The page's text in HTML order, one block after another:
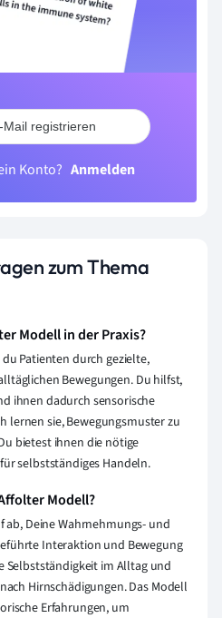
Mail registrieren
Konto? Anmelden
zum Thema
Modell in der Praxis?
Patienten durch gezielte,
Bewegungen. Du hilfst,
ihnen dadurch sensorische
lernen sie, Bewegungsmuster zu
bietest ihnen die nötige
selbstständiges Handeln.
Modell?
Deine Wahrnehmungs- und
Interaktion und Bewegung
Selbstständigkeit im Alltag und
Hirnschädigungen. Das Modell
Erfahrungen, um